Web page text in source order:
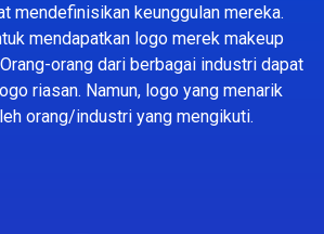
mendefinisikan keunggulan mereka.
mendapatkan logo merek makeup
orang dari berbagai industri dapat
riasan. Namun, logo yang menarik
orang/industri yang mengikuti.